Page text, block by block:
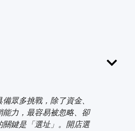
眾多挑戰，除了資金、
能力，最容易被忽略、卻
關鍵是「選址」。開店選